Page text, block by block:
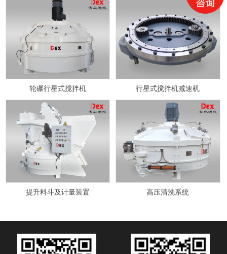
轮碾行星式搅拌机 行星式搅拌机减速机
提升料斗及计量装置 高压清洗系统